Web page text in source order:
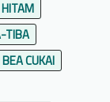
HITAM
TIBA
CUKAI